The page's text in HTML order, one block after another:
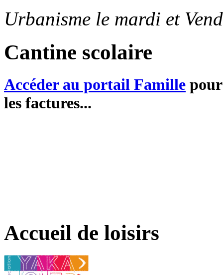
Urbanisme le mardi et
Cantine scolaire
Accéder au portail Famille
les factures...
Accueil de loisirs